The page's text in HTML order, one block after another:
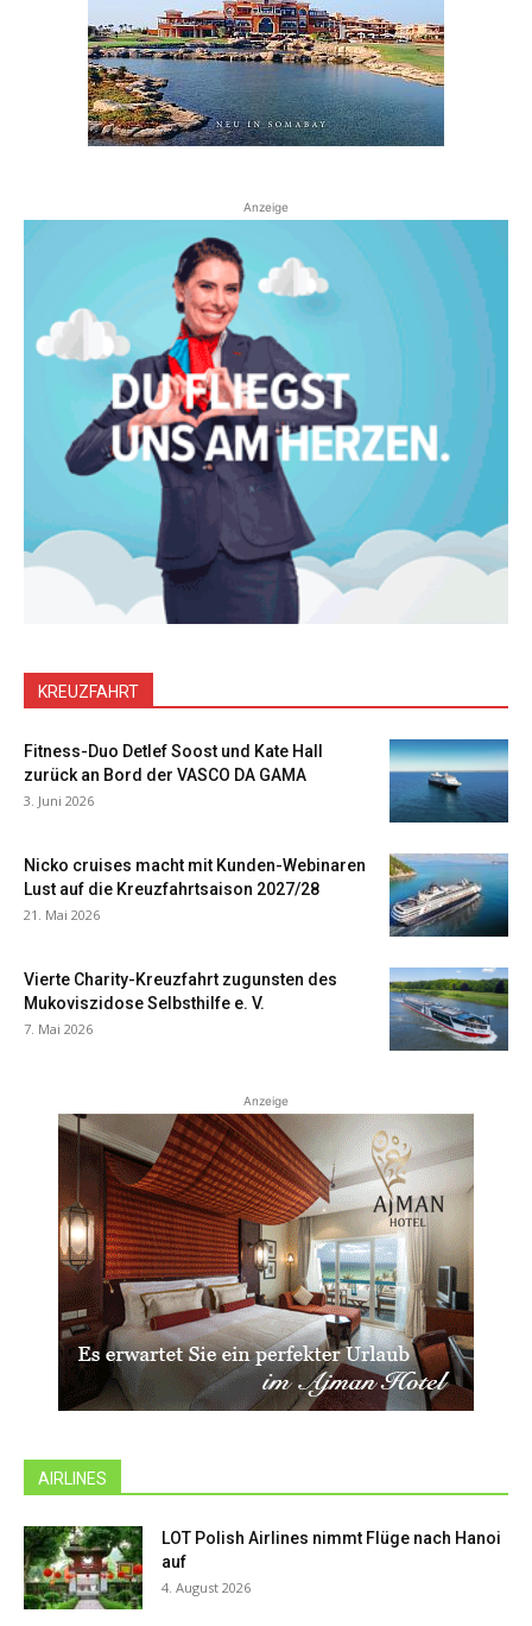
Anzeige
KREUZFAHRT
Fitness-Duo Detlef Soost und Kate Hall
zurück an Bord der VASCO DA GAMA
3. Juni 2026
Nicko cruises macht mit Kunden-Webinaren
Lust auf die Kreuzfahrtsaison 2027/28
21. Mai 2026
Vierte Charity-Kreuzfahrt zugunsten des
Mukoviszidose Selbsthilfe e. V.
7. Mai 2026
Anzeige
AIRLINES
LOT Polish Airlines nimmt Flüge nach Hanoi
auf
4. August 2026